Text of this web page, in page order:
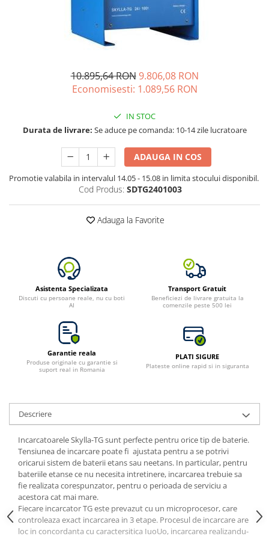
Acumulatori de stocare
Componente sisteme de balcon
10.895,64 RON 9.806,08 RON
Economisesti: 1.089,56 RON
IN STOC
Durata de livrare: Se aduce pe comanda: 10-14 zile lucratoare
ADAUGA IN COS
Promotie valabila in intervalul 14.05 - 15.08 in limita stocului disponibil.
Cod Produs: SDTG2401003
Adauga la Favorite
Asistenta Specializata
Discuti cu persoane reale, nu cu boti
AI
Transport Gratuit
Beneficiezi de livrare gratuita la
comenzile peste 500 lei
Garantie reala
Produse originale cu garantie si
suport real in Romania
PLATI SIGURE
Plateste online rapid si in siguranta
Descriere
Incarcatoarele Skylla-TG sunt perfecte pentru orice tip de baterie.
Tensiunea de incarcare poate fi ajustata pentru a se potrivi
oricarui sistem de baterii etans sau neetans. In particular, pentru
bateriile etanse ce nu necesita intretinere, incarcarea trebuie sa
fie realizata corespunzator, pentru o perioada de serviciu a
acestora cat mai mare.
Fiecare incarcator TG este prevazut cu un microprocesor, care
controleaza exact incarcarea in 3 etape. Procesul de incarcare are
loc in concordanta cu caractersitica IuoUo, incarcarea realizandu-